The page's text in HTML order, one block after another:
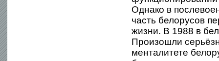
Однако в
часть белорусов
жизни. В 1988 в
Произошли
менталитете